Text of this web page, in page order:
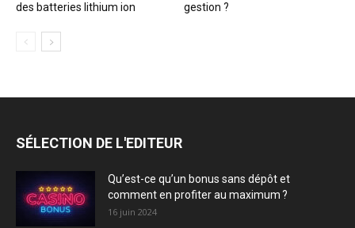
des batteries lithium ion
gestion ?
SÉLECTION DE L'EDITEUR
Qu’est-ce qu’un bonus sans dépôt et
comment en profiter au maximum ?
16 juin 2024